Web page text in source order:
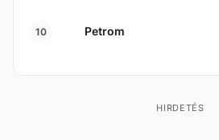
10 Petrom
HIRDETÉS